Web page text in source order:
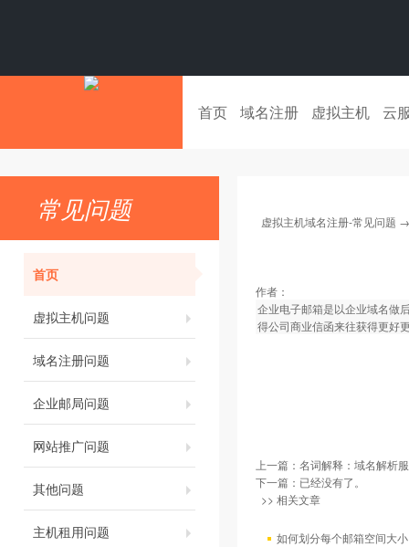
首页 域名注册 虚拟主机 云
常见问题
首页
虚拟主机问题
域名注册问题
企业邮局问题
网站推广问题
其他问题
主机租用问题
虚拟主机域名注册-常见问题
作者：
企业电子邮箱是以企业域名做
得公司商业信函来往获得更好
上一篇： 名词解释：域名解析
下一篇：已经没有了。
>> 相关文章
如何划分每个邮箱空间大